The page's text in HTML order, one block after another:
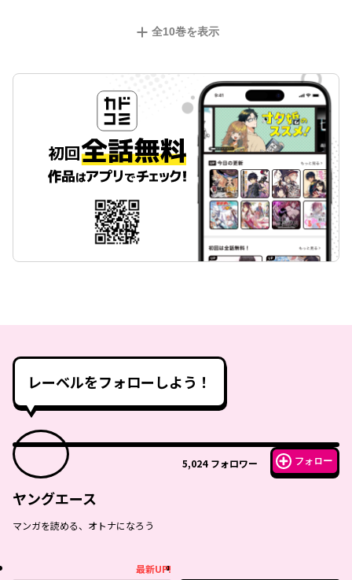
全10巻を表示
レーベルをフォローしよう！
5,024 フォロワー フォロー
ヤングエース
マンガを読める、オトナになろう
最新UP!